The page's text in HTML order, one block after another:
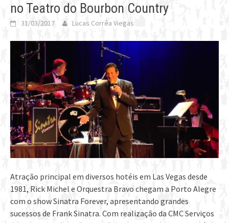
no Teatro do Bourbon Country
31/03/2017 Lucas Corrêa Viegas
Atração principal em diversos hotéis em Las Vegas desde
1981, Rick Michel e Orquestra Bravo chegam a Porto Alegre
com o show Sinatra Forever, apresentando grandes
sucessos de Frank Sinatra. Com realização da CMC Serviços